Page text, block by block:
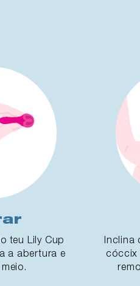
teu Lily Cup
a abertura e
Inclina
cóccix